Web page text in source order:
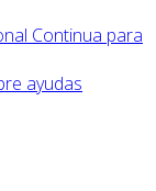
Continua para
ayudas